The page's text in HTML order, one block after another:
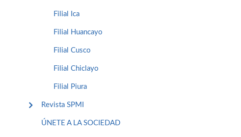
Filial Ica
Filial Huancayo
Filial Cusco
Filial Chiclayo
Filial Piura
Revista SPMI
ÚNETE A LA SOCIEDAD